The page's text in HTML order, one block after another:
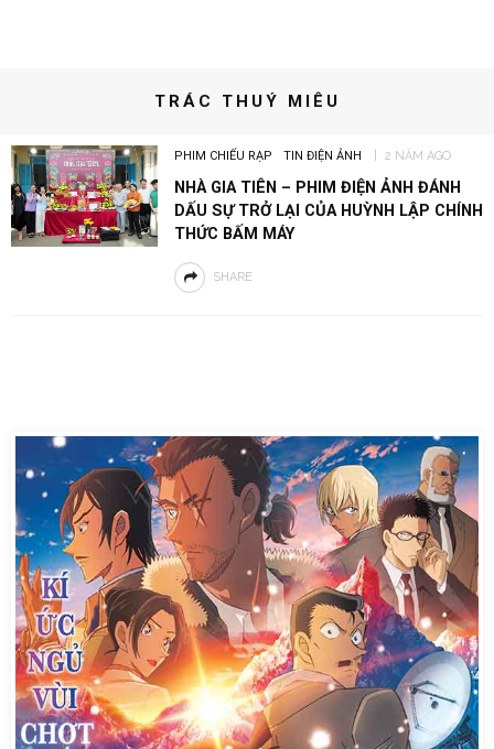
TRÁC THUÝ MIÊU
PHIM CHIẾU RẠP TIN ĐIỆN ẢNH 2 NĂM AGO
NHÀ GIA TIÊN – PHIM ĐIỆN ẢNH ĐÁNH
DẤU SỰ TRỞ LẠI CỦA HUỲNH LẬP CHÍNH
THỨC BẤM MÁY
SHARE